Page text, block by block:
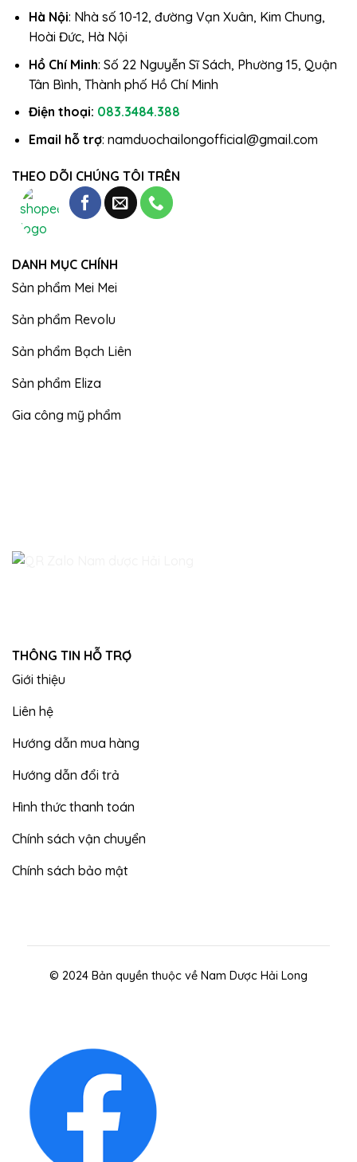
Hà Nội: Nhà số 10-12, đường Vạn Xuân, Kim Chung,
Hoài Đức, Hà Nội
Hồ Chí Minh: Số 22 Nguyễn Sĩ Sách, Phường 15, Quận
Tân Bình, Thành phố Hồ Chí Minh
Điện thoại: 083.3484.388
Email hỗ trợ: namduochailongofficial@gmail.com
THEO DÕI CHÚNG TÔI TRÊN
DANH MỤC CHÍNH
Sản phẩm Mei Mei
Sản phẩm Revolu
Sản phẩm Bạch Liên
Sản phẩm Eliza
Gia công mỹ phẩm
THÔNG TIN HỖ TRỢ
Giới thiệu
Liên hệ
Hướng dẫn mua hàng
Hướng dẫn đổi trả
Hình thức thanh toán
Chính sách vận chuyển
Chính sách bảo mật
© 2024 Bản quyền thuộc về Nam Dược Hải Long